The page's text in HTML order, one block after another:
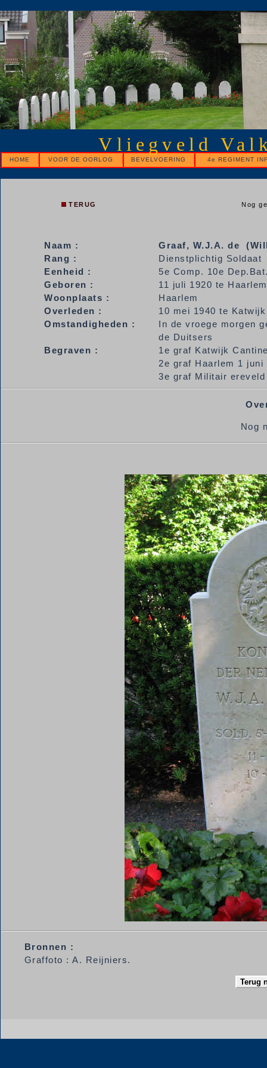
Vliegveld
HOME VOOR DE OORLOG BEVELVOERING 4e REGIMENT
TERUG Nog
Naam :
Graaf, W.J.A. de
Rang :
Dienstplichtig Soldaat
Eenheid :
5e Comp. 10e
Geboren :
11 juli 1920 te Haarlem
Woonplaats :
Haarlem
Overleden :
10 mei 1940 te Katwijk
Omstandigheden :
In de vroege morgen
de Duitsers
Begraven :
1e graf Katwijk
2e graf Haarlem 1 juni
3e graf Militair
Nog
Bronnen :
Graffoto : A. Reijniers.